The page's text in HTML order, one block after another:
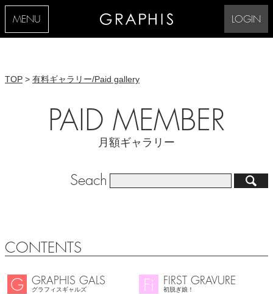
MENU LOGIN
TOP > 有料ギャラリー/Paid gallery
PAID MEMBER
月額ギャラリー
Seach
CONTENTS
GRAPHIS GALS
グラフィスギャルズ
FIRST GRAVURE
初脱ぎ娘！